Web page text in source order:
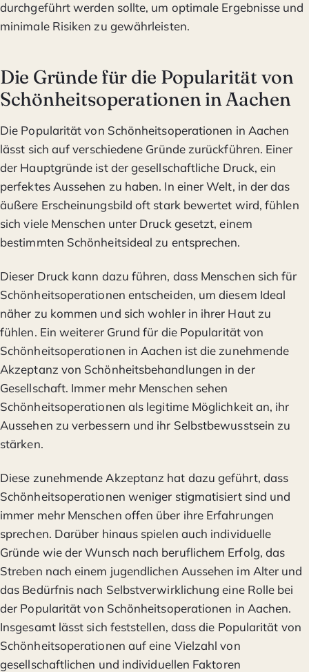
durchgeführt werden sollte, um optimale Ergebnisse und
minimale Risiken zu gewährleisten.
Die Gründe für die Popularität von
Schönheitsoperationen in Aachen
Die Popularität von Schönheitsoperationen in Aachen
lässt sich auf verschiedene Gründe zurückführen. Einer
der Hauptgründe ist der gesellschaftliche Druck, ein
perfektes Aussehen zu haben. In einer Welt, in der das
äußere Erscheinungsbild oft stark bewertet wird, fühlen
sich viele Menschen unter Druck gesetzt, einem
bestimmten Schönheitsideal zu entsprechen.
Dieser Druck kann dazu führen, dass Menschen sich für
Schönheitsoperationen entscheiden, um diesem Ideal
näher zu kommen und sich wohler in ihrer Haut zu
fühlen. Ein weiterer Grund für die Popularität von
Schönheitsoperationen in Aachen ist die zunehmende
Akzeptanz von Schönheitsbehandlungen in der
Gesellschaft. Immer mehr Menschen sehen
Schönheitsoperationen als legitime Möglichkeit an, ihr
Aussehen zu verbessern und ihr Selbstbewusstsein zu
stärken.
Diese zunehmende Akzeptanz hat dazu geführt, dass
Schönheitsoperationen weniger stigmatisiert sind und
immer mehr Menschen offen über ihre Erfahrungen
sprechen. Darüber hinaus spielen auch individuelle
Gründe wie der Wunsch nach beruflichem Erfolg, das
Streben nach einem jugendlichen Aussehen im Alter und
das Bedürfnis nach Selbstverwirklichung eine Rolle bei
der Popularität von Schönheitsoperationen in Aachen.
Insgesamt lässt sich feststellen, dass die Popularität von
Schönheitsoperationen auf eine Vielzahl von
gesellschaftlichen und individuellen Faktoren